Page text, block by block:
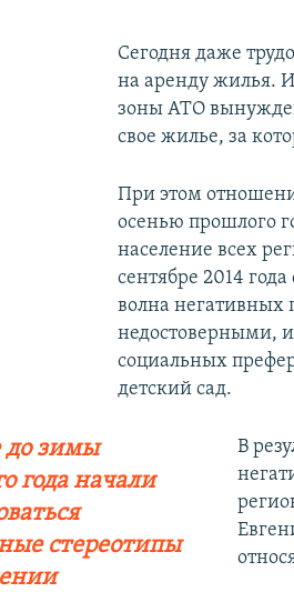
Сегодня даже
на аренду жилья.
зоны АТО
свое жилье, за
При этом
осенью прошлого
население всех
сентябре 2014
волна негативных
недостоверными,
социальных
детский сад.
зимы
года начали
стереотипы
В